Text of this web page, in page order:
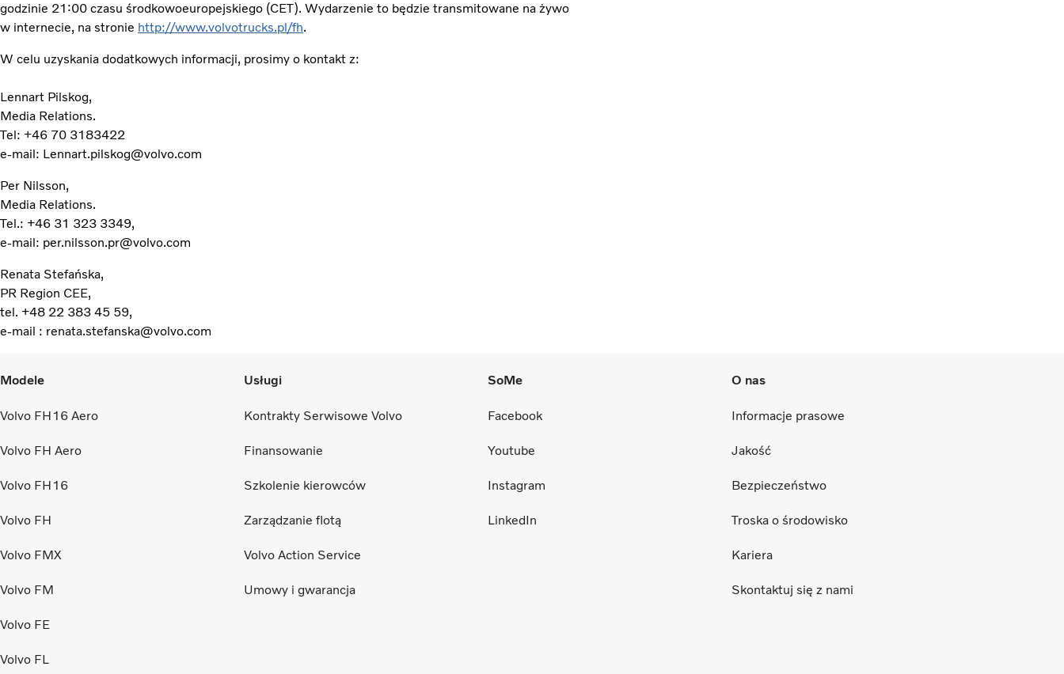
godzinie 21:00 czasu środkowoeuropejskiego (CET). Wydarzenie to będzie transmitowane na żywo
w internecie, na stronie http://www.volvotrucks.pl/fh.
W celu uzyskania dodatkowych informacji, prosimy o kontakt z:
Lennart Pilskog,
Media Relations.
Tel: +46 70 3183422
e-mail: Lennart.pilskog@volvo.com
Per Nilsson,
Media Relations.
Tel.: +46 31 323 3349,
e-mail: per.nilsson.pr@volvo.com
Renata Stefańska,
PR Region CEE,
tel. +48 22 383 45 59,
e-mail : renata.stefanska@volvo.com
Modele
Volvo FH16 Aero
Volvo FH Aero
Volvo FH16
Volvo FH
Volvo FMX
Volvo FM
Volvo FE
Volvo FL
Usługi
Kontrakty Serwisowe Volvo
Finansowanie
Szkolenie kierowców
Zarządzanie flotą
Volvo Action Service
Umowy i gwarancja
SoMe
Facebook
Youtube
Instagram
LinkedIn
O nas
Informacje prasowe
Jakość
Bezpieczeństwo
Troska o środowisko
Kariera
Skontaktuj się z nami